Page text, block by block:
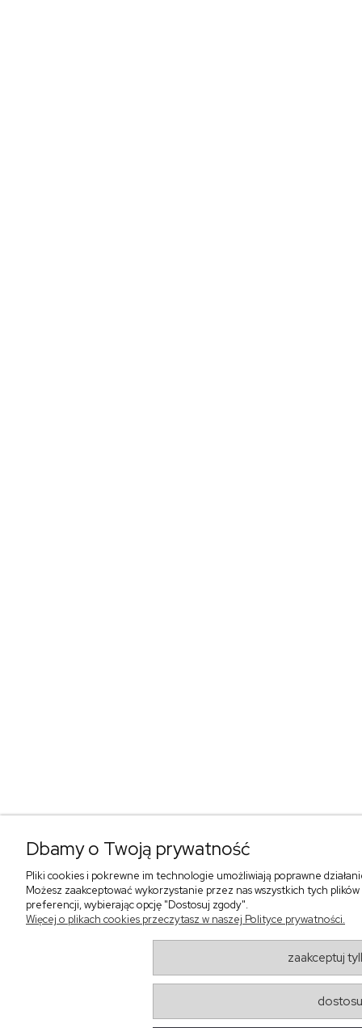
Dbamy o Twoją prywatność
Pliki cookies i pokrewne im technologie umożliwiają poprawne
Możesz zaakceptować wykorzystanie przez nas wszystkich tych
preferencji, wybierając opcję "Dostosuj zgody".
Więcej o plikach cookies przeczytasz w naszej Polityce prywatności.
zaakceptuj